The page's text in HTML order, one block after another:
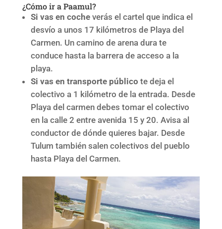
¿Cómo ir a Paamul?
Si vas en cocheverás el cartel que indica el
desvío a unos 17 kilómetros de Playa del
Carmen. Un camino de arena dura te
conduce hasta la barrera de acceso a la
playa.
Si vas en transporte público te deja el
colectivo a 1 kilómetro de la entrada. Desde
Playa del carmen debes tomar el colectivo
en la calle 2 entre avenida 15 y 20. Avisa al
conductor de dónde quieres bajar. Desde
Tulum también salen colectivos del pueblo
hasta Playa del Carmen.